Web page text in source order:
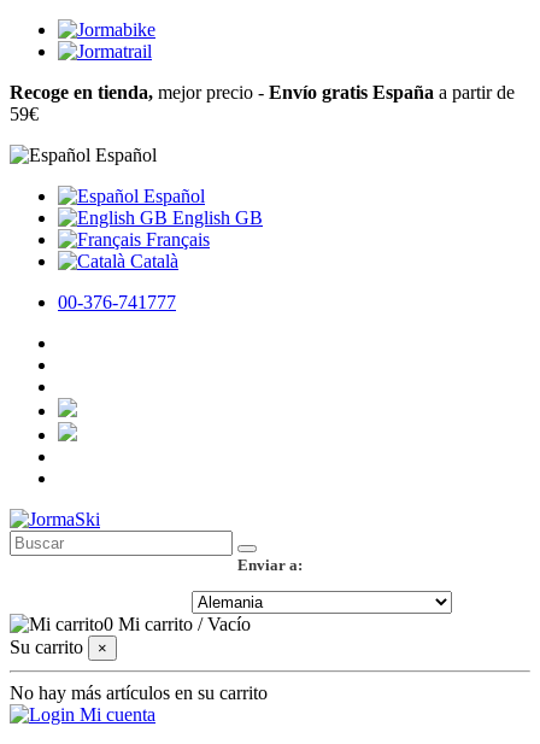
Recoge en tienda, mejor precio - Envío gratis España a partir de
59€
Español
Español
English GB
Français
Català
00-376-741777
Enviar a:
0 Mi carrito /Vacío
Su carrito
×
No hay más artículos en su carrito
Mi cuenta